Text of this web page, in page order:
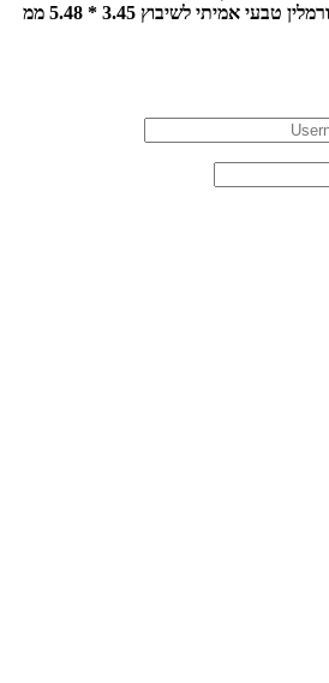
0.21 קראט טורמלין טבעי אמיתי לשיבוץ 3.45 * 5.48 ממ